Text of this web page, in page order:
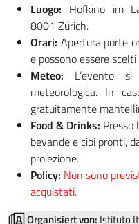
Luogo: Hofkino im
8001 Zürich.
Orari: Apertura porte
e possono essere
Meteo: L’evento
meteorologica. In
gratuitamente
Food & Drinks:
bevande e cibi pronti,
proiezione.
Policy: Non sono
acquistati.
Organisiert von: Istituto